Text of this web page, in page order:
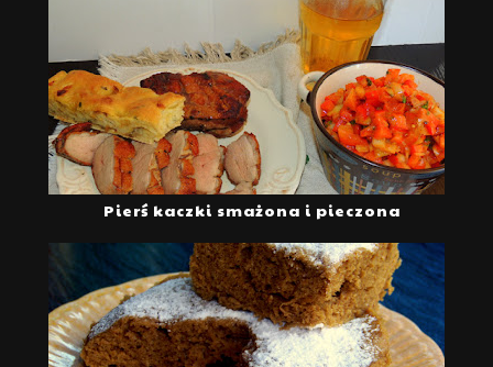
Pierś kaczki smażona i pieczona